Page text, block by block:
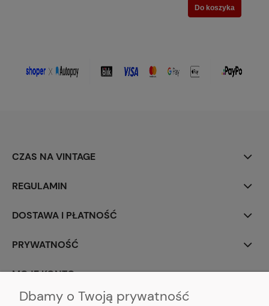
Do koszyka
CZAS NA VINTAGE
REGULAMIN
DOSTAWA I PŁATNOŚĆ
PRYWATNOŚĆ
MOJE KONTO
PARTNERZY
Dbamy o Twoją prywatność